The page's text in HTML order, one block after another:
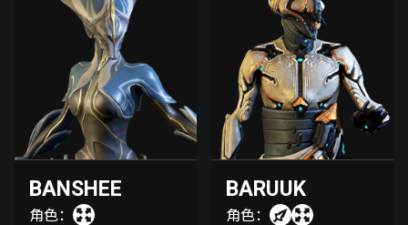
BANSHEE
角色：
BARUUK
角色：